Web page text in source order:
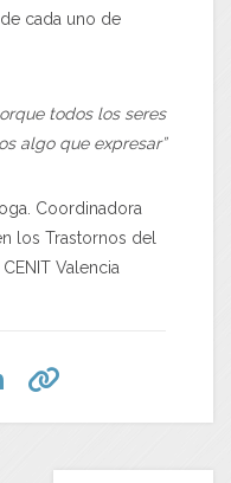
cada uno de
todos los seres
algo que expresar”
Coordinadora
los Trastornos del
Valencia